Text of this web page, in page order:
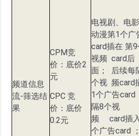
频道信息
流-筛选结
果
CPM竞
价：底价2
元
CPC 竞
价：底价
0.2元
电视剧、电影
动漫第1个广
card插在 第9
视频 card后
面； 后续每
个视 频card
1个广告card
隔8个视
频 card插
个广告card ；